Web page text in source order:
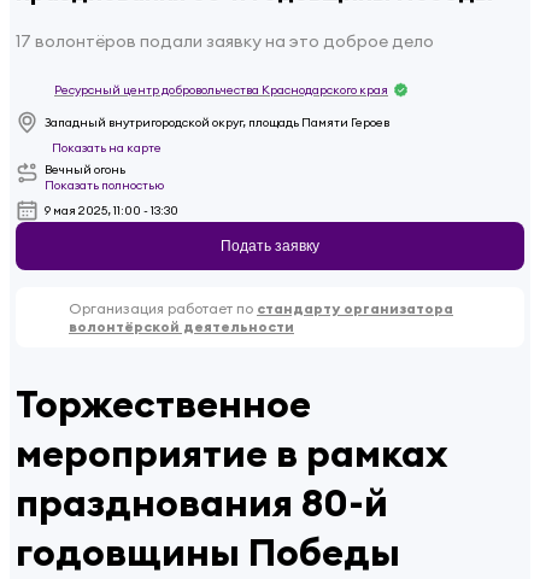
17 волонтёров подали заявку на это доброе дело
Ресурсный центр добровольчества Краснодарского края
Западный внутригородской округ, площадь Памяти Героев
Показать на карте
Вечный огонь
Показать полностью
9 мая 2025, 11:00 - 13:30
Подать заявку
Организация работает по стандарту организатора
волонтёрской деятельности
Торжественное
мероприятие в рамках
празднования 80-й
годовщины Победы